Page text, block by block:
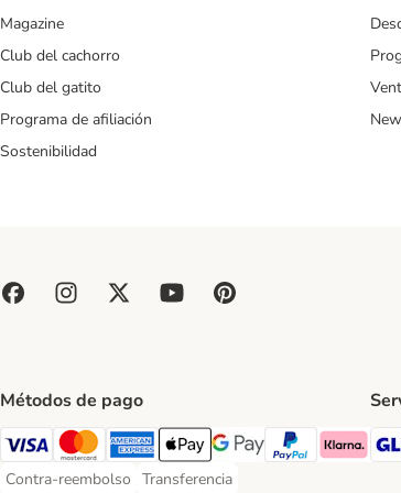
Magazine
Club del cachorro
Club del gatito
Programa de afiliación
Sostenibilidad
Métodos de pago
Visa Payment Method
Mastercard Payment Method
American Express Payment Method
Apple Pay Payment Method
Google Pay Payment
PayPal Payment
Klarna
Contra-reembolso
Contra-reembolso Payment Method
Transferencia
Transferencia Payment Method